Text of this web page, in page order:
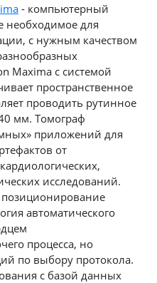
- компьютерный
необходимое для
с нужным качеством
Maxima с системой
пространственное
проводить рутинное
мм. Томограф
приложений для
от
исследований.
автоматического
процесса, но
по выбору протокола.
с базой данных